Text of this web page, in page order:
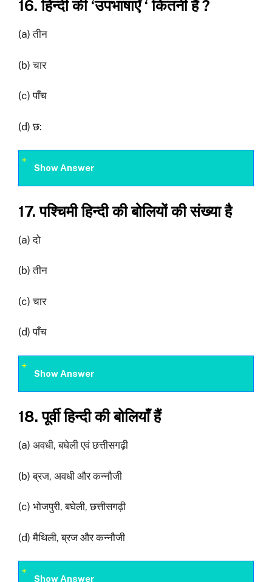
16. हिन्दी की ‘उपभाषाएँ ‘ कितनी हैं ?
(a) तीन
(b) चार
(c) पाँच
(d) छ:
Show Answer
17. पश्चिमी हिन्दी की बोलियों की संख्या है
(a) दो
(b) तीन
(c) चार
(d) पाँच
Show Answer
18. पूर्वी हिन्दी की बोलियाँ हैं
(a) अवधी, बघेली एवं छत्तीसगढ़ी
(b) ब्रज, अवधी और कन्नौजी
(c) भोजपुरी, बघेली, छत्तीसगढ़ी
(d) मैथिली, ब्रज और कन्नौजी
Show Answer